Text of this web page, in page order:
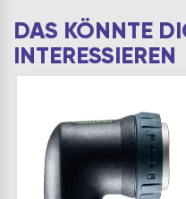
DAS KÖNNTE
INTERESSIEREN